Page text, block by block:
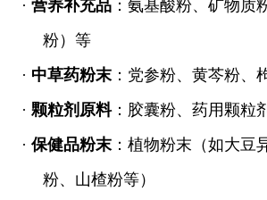
· 营养补充品 ：氨基酸粉、矿物质
粉）等
· 中草药粉末：党参粉、黄芩粉、
· 颗粒剂原料：胶囊粉、药用颗粒
· 保健品粉末：植物粉末（如大豆
粉、山楂粉等）